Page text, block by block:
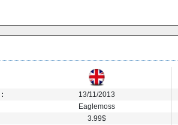
13/11/2013
Eaglemoss
3.99$